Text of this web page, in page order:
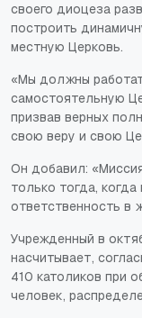
своего диоцеза
построить
местную Церковь.
«Мы должны
самостоятельную
призвав верных
свою веру и свою
Он добавил:
только тогда,
ответственность в
Учрежденный в
насчитывает,
410 католиков при
человек,